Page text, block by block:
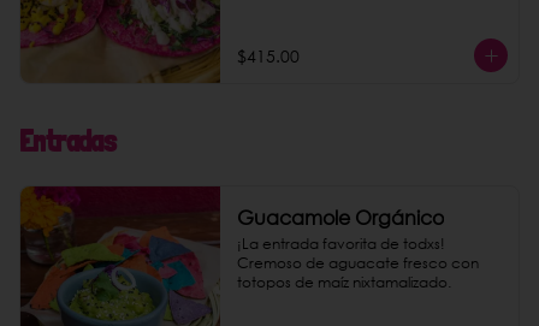
$415.00
Entradas
Guacamole Orgánico
¡La entrada favorita de todxs!
Cremoso de aguacate fresco con
totopos de maíz nixtamalizado.